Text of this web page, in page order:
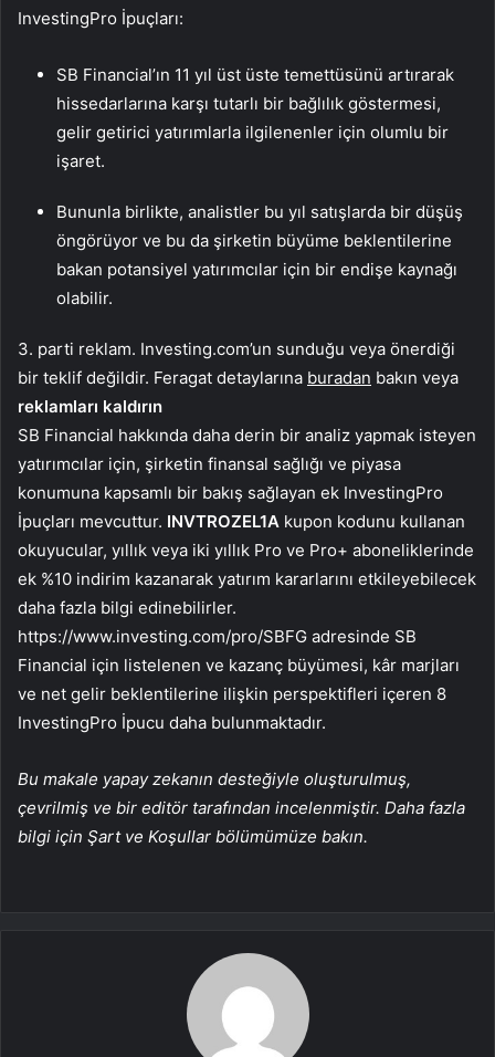
InvestingPro İpuçları:
SB Financial’ın 11 yıl üst üste temettüsünü artırarak
hissedarlarına karşı tutarlı bir bağlılık göstermesi,
gelir getirici yatırımlarla ilgilenenler için olumlu bir
işaret.
Bununla birlikte, analistler bu yıl satışlarda bir düşüş
öngörüyor ve bu da şirketin büyüme beklentilerine
bakan potansiyel yatırımcılar için bir endişe kaynağı
olabilir.
3. parti reklam. Investing.com’un sunduğu veya önerdiği
bir teklif değildir. Feragat detaylarına buradan bakın veya
reklamları kaldırın
SB Financial hakkında daha derin bir analiz yapmak isteyen
yatırımcılar için, şirketin finansal sağlığı ve piyasa
konumuna kapsamlı bir bakış sağlayan ek InvestingPro
İpuçları mevcuttur. INVTROZEL1A kupon kodunu kullanan
okuyucular, yıllık veya iki yıllık Pro ve Pro+ aboneliklerinde
ek %10 indirim kazanarak yatırım kararlarını etkileyebilecek
daha fazla bilgi edinebilirler.
https://www.investing.com/pro/SBFG adresinde SB
Financial için listelenen ve kazanç büyümesi, kâr marjları
ve net gelir beklentilerine ilişkin perspektifleri içeren 8
InvestingPro İpucu daha bulunmaktadır.
Bu makale yapay zekanın desteğiyle oluşturulmuş,
çevrilmiş ve bir editör tarafından incelenmiştir. Daha fazla
bilgi için Şart ve Koşullar bölümümüze bakın.